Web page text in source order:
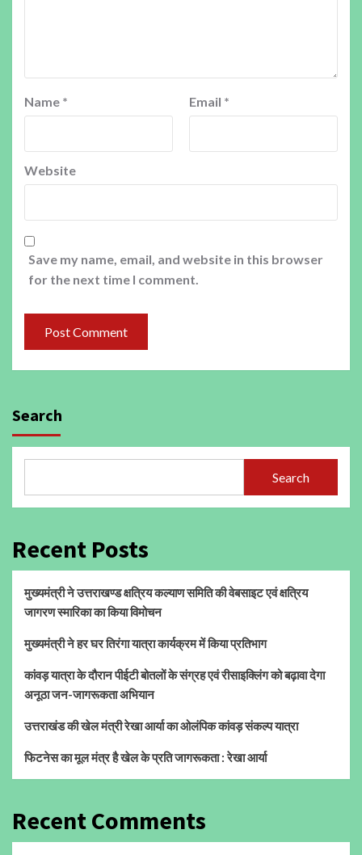
Name * Email *
Website
Save my name, email, and website in this browser
for the next time I comment.
Search
Search
Recent Posts
मुख्यमंत्री ने उत्तराखण्ड क्षत्रिय कल्याण समिति की वेबसाइट एवं क्षत्रिय
जागरण स्मारिका का किया विमोचन
मुख्यमंत्री ने हर घर तिरंगा यात्रा कार्यक्रम में किया प्रतिभाग
कांवड़ यात्रा के दौरान पीईटी बोतलों के संग्रह एवं रीसाइक्लिंग को बढ़ावा देगा
अनूठा जन-जागरूकता अभियान
उत्तराखंड की खेल मंत्री रेखा आर्या का ओलंपिक कांवड़ संकल्प यात्रा
फिटनेस का मूल मंत्र है खेल के प्रति जागरूकता : रेखा आर्या
Recent Comments